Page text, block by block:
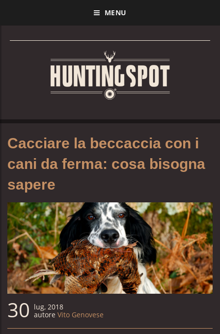
MENU
Cacciare la beccaccia con i
cani da ferma: cosa bisogna
sapere
30 lug, 2018
autore Vito Genovese